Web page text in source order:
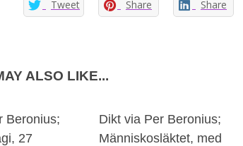
Tweet Share Share
ALSO LIKE...
Beronius;
27
Dikt via Per Beronius;
Människosläktet, med